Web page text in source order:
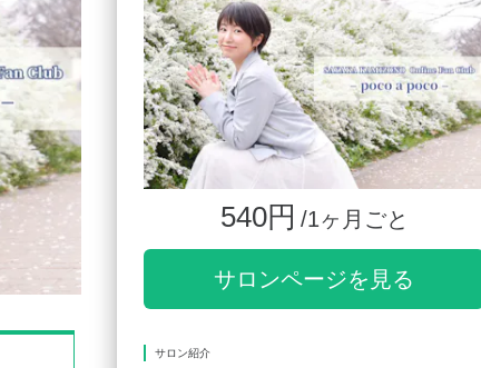
540円 /1ヶ月ごと
サロンページを見る
サロン紹介